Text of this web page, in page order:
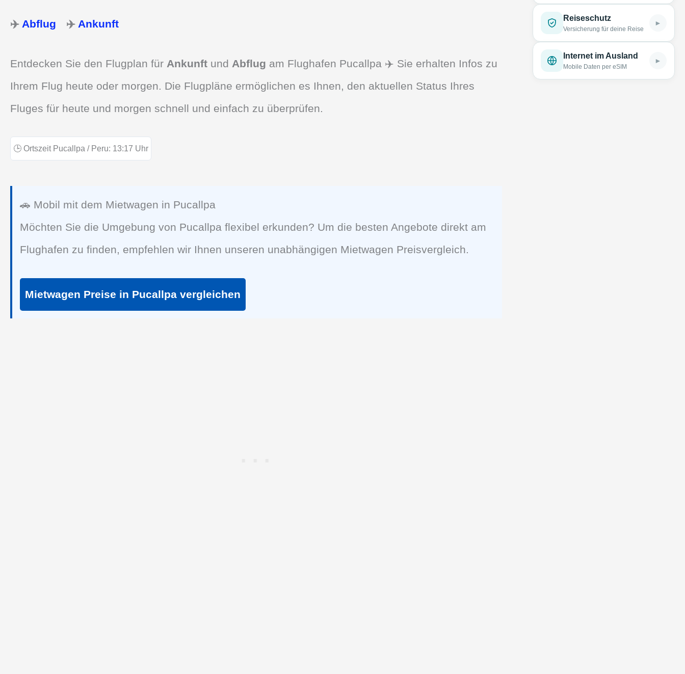
✈️ Abflug ✈️ Ankunft
Entdecken Sie den Flugplan für Ankunft und Abflug am Flughafen Pucallpa ✈️ Sie erhalten Infos zu
Ihrem Flug heute oder morgen. Die Flugpläne ermöglichen es Ihnen, den aktuellen Status Ihres
Fluges für heute und morgen schnell und einfach zu überprüfen.
🕒 Ortszeit Pucallpa / Peru: 13:17 Uhr
🚗 Mobil mit dem Mietwagen in Pucallpa
Möchten Sie die Umgebung von Pucallpa flexibel erkunden? Um die besten Angebote direkt am
Flughafen zu finden, empfehlen wir Ihnen unseren unabhängigen Mietwagen Preisvergleich.
Mietwagen Preise in Pucallpa vergleichen
Reiseschutz
Versicherung für deine Reise
►
Internet im Ausland
Mobile Daten per eSIM
►